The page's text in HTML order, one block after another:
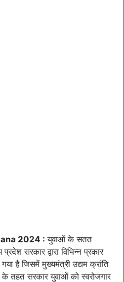
2024 : युवाओं के सतत
सरकार द्वारा विभिन्न प्रकार
है जिसमें मुख्यमंत्री उद्यम क्रांति
तहत सरकार युवाओं को स्वरोजगार